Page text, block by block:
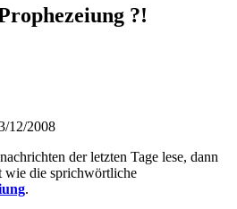
?!
12/2008
der letzten Tage lese, dann
wie die sprichwörtliche
.